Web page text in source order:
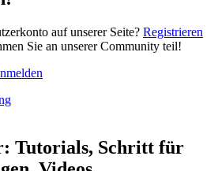
auf unserer Seite? Registrieren
Sie an unserer Community teil!
Tutorials, Schritt für